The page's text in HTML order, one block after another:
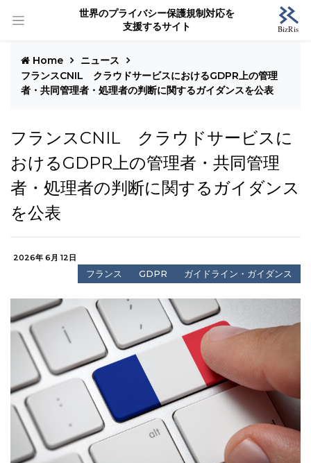
世界のプライバシー保護規制対応を
支援するサイト
Home
ニュース
フランスCNIL クラウドサービスにおけるGDPR上の管理
者・共同管理者・処理者の判断に関するガイダンスを公表
フランスCNIL クラウドサービスに
おけるGDPR上の管理者・共同管理
者・処理者の判断に関するガイダンス
を公表
2026年 6月 12日
フランス GDPR ガイドライン・ガイダンス